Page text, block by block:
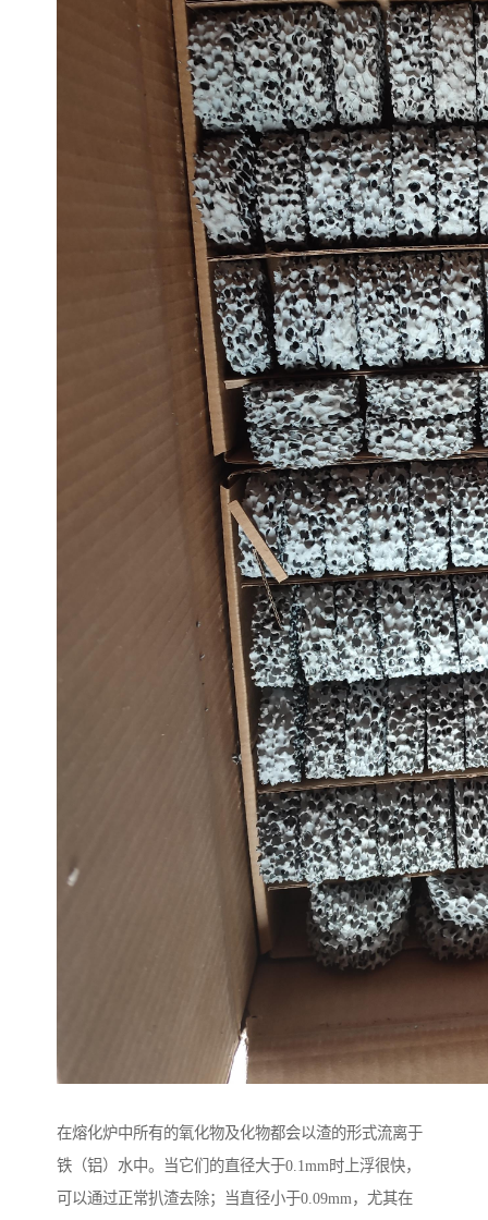
在熔化炉中所有的氧化物及化物都会以渣的形式流离于
铁（铝）水中。当它们的直径大于0.1mm时上浮很快，
可以通过正常扒渣去除；当直径小于0.09mm，尤其在